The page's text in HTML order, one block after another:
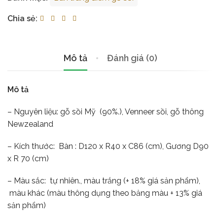
Chia sẻ:
Mô tả Đánh giá (0)
Mô tả
– Nguyên liệu: gỗ sồi Mỹ (90%.), Venneer sồi, gỗ thông
Newzealand
– Kích thước: Bàn : D120 x R40 x C86 (cm), Gương D90
x R 70 (cm)
– Màu sắc: tự nhiên., màu trắng (+ 18% giá sản phẩm),
màu khác (màu thông dụng theo bảng màu + 13% giá
sản phẩm)